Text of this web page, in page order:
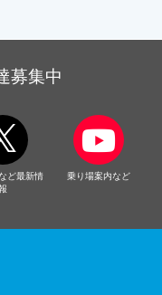
募集中
ど最新情
乗り場案内など